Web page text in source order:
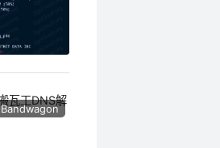
Bandwagon